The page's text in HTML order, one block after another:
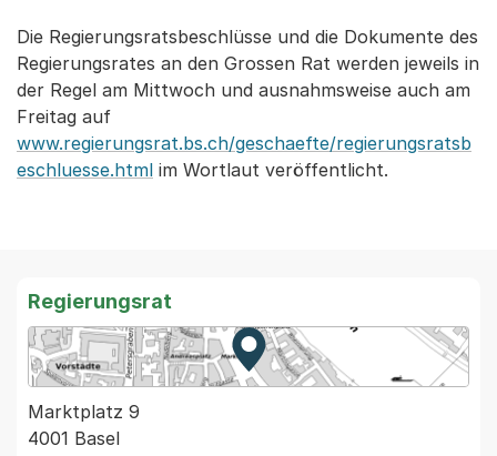
Die Regierungsratsbeschlüsse und die Dokumente des
Regierungsrates an den Grossen Rat werden jeweils in
der Regel am Mittwoch und ausnahmsweise auch am
Freitag auf
www.regierungsrat.bs.ch/geschaefte/regierungsratsb
eschluesse.html im Wortlaut veröffentlicht.
Regierungsrat
Zur Karte von MapBS.
Externer Link, wird in einem
Marktplatz 9
4001 Basel